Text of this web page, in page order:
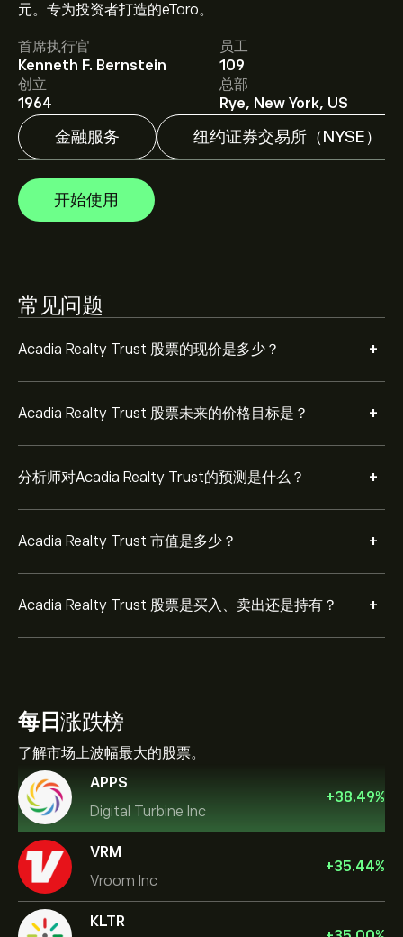
元。专为投资者打造的eToro。
首席执行官
Kenneth F. Bernstein
员工
109
创立
1964
总部
Rye, New York, US
金融服务 纽约证券交易所（NYSE）
开始使用
常见问题
Acadia Realty Trust 股票的现价是多少？ +
Acadia Realty Trust 股票未来的价格目标是？ +
eToro 以取得详细的分析师预测及价格目标。
分析师对Acadia Realty Trust的预测是什么？ +
分析师根据市场趋势、财务报告和预期增长对Acadia
Realty Trust的预测。查看最新预测，了解未来价格走
势。
Acadia Realty Trust 市值是多少？ +
Acadia Realty Trust 市值为 ‎$‎2.95B 美元
Acadia Realty Trust 股票是买入、卖出还是持有？ +
根据 3 位分析师在过去三个月对 AKR 的建议，总体共识是
每日涨跌榜
了解市场上波幅最大的股票。
APPS
Digital Turbine Inc
+38.49%
VRM
Vroom Inc
+35.44%
KLTR